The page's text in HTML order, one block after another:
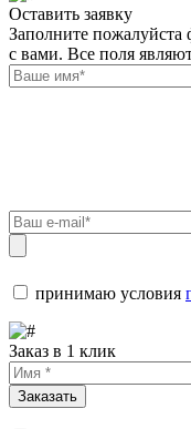
Оставить заявку
Заполните
с вами. Все поля
принимаю условия
Заказ в 1 клик
Заказать